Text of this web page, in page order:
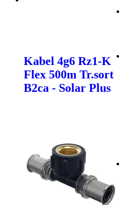
Kabel 4g6 Rz1-K
Flex 500m Tr.sort
B2ca - Solar Plus